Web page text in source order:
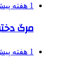
1 هفته پیش
مرگ دختربچه ۷ ساله
1 هفته پیش